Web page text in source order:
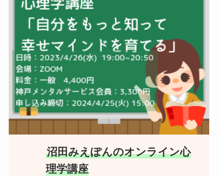
沼田みえぽんのオンライン心
理学講座